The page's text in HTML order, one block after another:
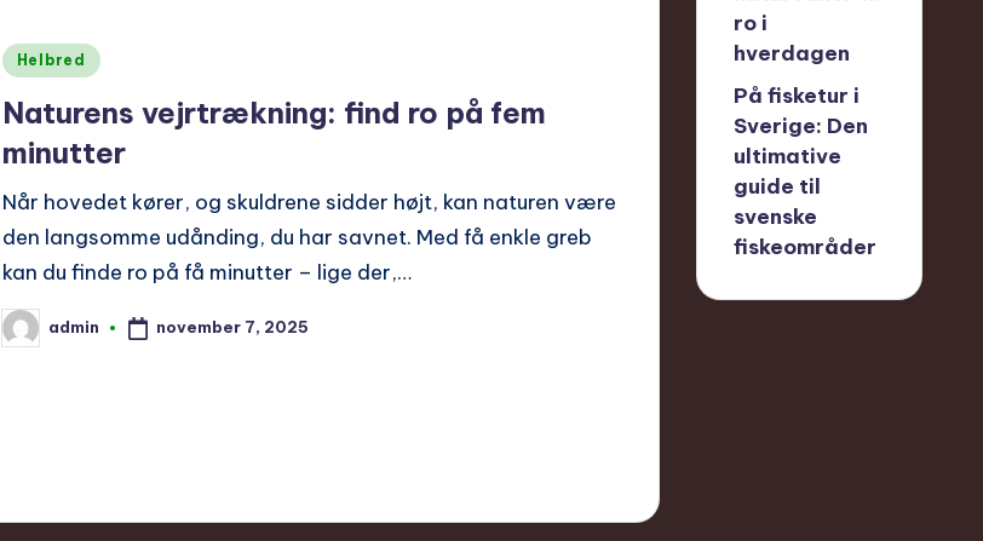
Posted
Helbred
Naturens vejrtrækning: find ro på fem
minutter
Når hovedet kører, og skuldrene sidder højt, kan naturen være
den langsomme udånding, du har savnet. Med få enkle greb
kan du finde ro på få minutter – lige der,…
Posted
by
admin november 7, 2025
ro i
hverdagen
På fisketur i
Sverige: Den
ultimative
guide til
svenske
fiskeområder